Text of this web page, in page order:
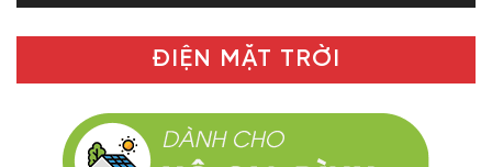
ĐIỆN MẶT TRỜI